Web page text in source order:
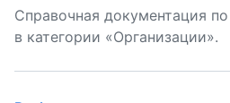
Справочная документация
в категории «Организации».